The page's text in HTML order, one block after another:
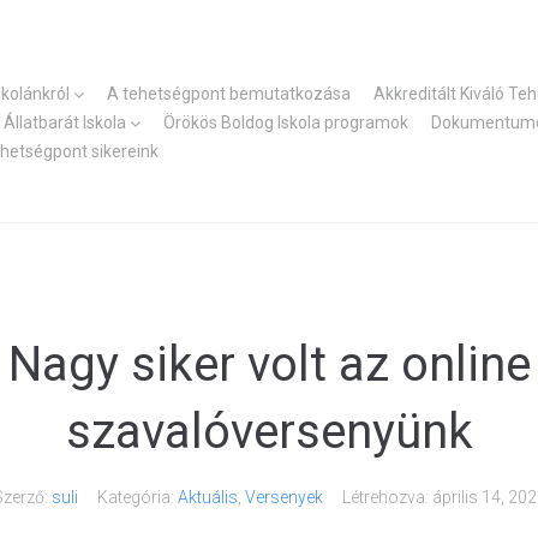
A tehetségpont bemutatkozása
Akkreditált Kiváló
Állatbarát Iskola
Örökös Boldog Iskola programok
sikereink
Nagy siker volt az online
szavalóversenyünk
suli Kategória: Aktuális Versenyek Létrehozva: április 14,